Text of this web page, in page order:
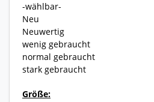
-wählbar-
Neu
Neuwertig
wenig gebraucht
normal gebraucht
stark gebraucht
Größe: